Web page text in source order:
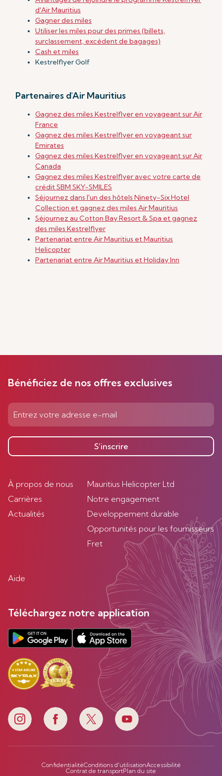
d'Air Mauritius
Gagner des miles
Utiliser les miles pour des primes (billets,
surclassement, excédent de bagages)
Cash et miles
Kestrelflyer Golf
Partenaires d'Air Mauritius
Gagnez des miles Kestrelflyer en voyageant sur Air
France
Gagnez des miles Kestrelflyer en voyageant sur
Emirates
Gagnez des miles Kestrelflyer en voyageant sur Air
Canada
Gagnez des miles Kestrelflyer avec votre carte de
crédit SBM SKY-SMILES
Séjournez dans l'un des hôtels Ninety-Six Hotel
Collection et gagnez des miles Air Mauritius
Séjournez au Cotton Bay Resort & Spa et gagnez
des miles Kestrelflyer
Partenariat entre Air Mauritius et Mauritius
Helicopter
Partenariat entre Air Mauritius et Holiday Inn
Bénéficiez de nos offres exclusives
S’inscrire
À propos de nous
Carrières
Actualités
Mauritius Helicopter Ltd
Notre engagement
Developpement durable
Opportunités pour les fournisseurs
Fret
Aide
Téléchargez notre application
ConfidentialitéConditions d'utilisationAccessibilité
Contrat de transportPlan du site